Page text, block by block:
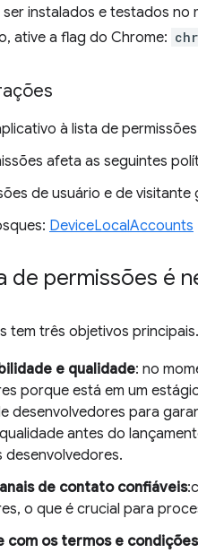
instalados e testados
ative a flag do Chrome:
à lista de
afeta as seguintes
de usuário e de visitante
DeviceLocalAccounts
de permissões é
tem três objetivos principais.
e qualidade: no
porque está em um
desenvolvedores para
antes do
desenvolvedores.
de contato confiáveis
o que é crucial para
com os termos e condições